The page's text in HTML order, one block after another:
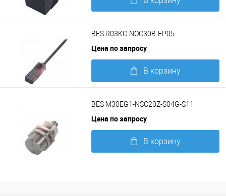
BES R03KC-NOC30B-EP05
Цена по запросу
В корзину
BES M30EG1-NSC20Z-S04G-S11
Цена по запросу
В корзину